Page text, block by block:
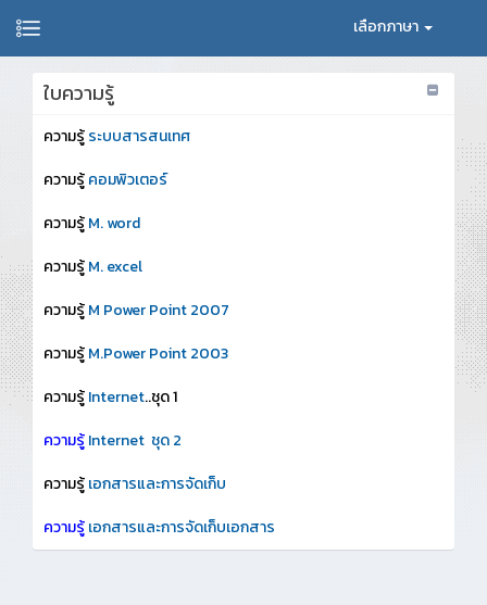
เลือกภาษา
ใบความรู้
ความรู้ระบบสารสนเทศ
ความรู้คอมพิวเตอร์
ความรู้M. word
ความรู้M. excel
ความรู้M Power Point 2007
ความรู้M.Power Point 2003
ความรู้Internet..ชุด 1
ความรู้Internet ชุด 2
ความรู้เอกสารและการจัดเก็บ
ความรู้เอกสารและการจัดเก็บเอกสาร